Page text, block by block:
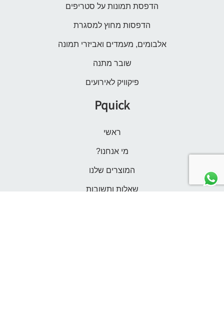
הדפסת תמונות על סטריפים
הדפסות מחוץ למסגרת
אלבומים, מעמדים ואביזרי תמונה
שובר מתנה
פיקוויק לאירועים
Pquick
ראשי
מי אנחנו?
המוצרים שלנו
שאלות ותשובות